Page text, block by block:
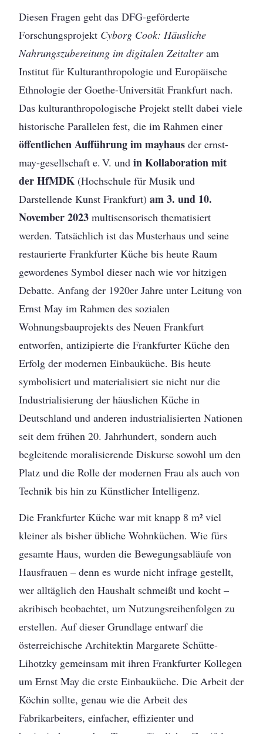
Diesen Fragen geht das DFG-geförderte
Forschungsprojekt Cyborg Cook: Häusliche
Nahrungszubereitung im digitalen Zeitalteram
Institut für Kulturanthropologie und Europäische
Ethnologie der Goethe-Universität Frankfurt nach.
Das kulturanthropologische Projekt stellt dabei viele
historische Parallelen fest, die im Rahmen einer
öffentlichen Aufführung im mayhaus der ernst-
may-gesellschaft e. V. undin Kollaboration mit
der HfMDK (Hochschule für Musik und
Darstellende Kunst Frankfurt)am 3. und 10.
November 2023 multisensorisch thematisiert
werden. Tatsächlich ist das Musterhaus und seine
restaurierte Frankfurter Küche bis heute Raum
gewordenes Symbol dieser nach wie vor hitzigen
Debatte. Anfang der 1920er Jahre unter Leitung von
Ernst May im Rahmen des sozialen
Wohnungsbauprojekts des Neuen Frankfurt
entworfen, antizipierte die Frankfurter Küche den
Erfolg der modernen Einbauküche. Bis heute
symbolisiert und materialisiert sie nicht nur die
Industrialisierung der häuslichen Küche in
Deutschland und anderen industrialisierten Nationen
seit dem frühen 20. Jahrhundert, sondern auch
begleitende moralisierende Diskurse sowohl um den
Platz und die Rolle der modernen Frau als auch von
Technik bis hin zu Künstlicher Intelligenz.
Die Frankfurter Küche war mit knapp 8 m² viel
kleiner als bisher übliche Wohnküchen. Wie fürs
gesamte Haus, wurden die Bewegungsabläufe von
Hausfrauen – denn es wurde nicht infrage gestellt,
wer alltäglich den Haushalt schmeißt und kocht –
akribisch beobachtet, um Nutzungsreihenfolgen zu
erstellen. Auf dieser Grundlage entwarf die
österreichische Architektin Margarete Schütte-
Lihotzky gemeinsam mit ihren Frankfurter Kollegen
um Ernst May die erste Einbauküche. Die Arbeit der
Köchin sollte, genau wie die Arbeit des
Fabrikarbeiters, einfacher, effizienter und